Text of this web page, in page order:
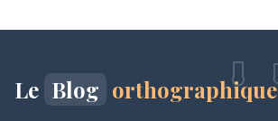
Le Blog orthographique